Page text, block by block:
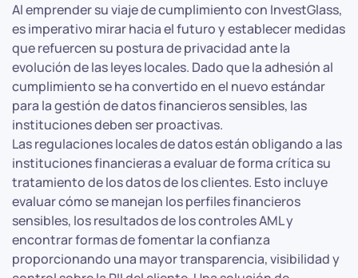
Al emprender su viaje de cumplimiento con InvestGlass,
es imperativo mirar hacia el futuro y establecer medidas
que refuercen su postura de privacidad ante la
evolución de las leyes locales. Dado que la adhesión al
cumplimiento se ha convertido en el nuevo estándar
para la gestión de datos financieros sensibles, las
instituciones deben ser proactivas.
Las regulaciones locales de datos están obligando a las
instituciones financieras a evaluar de forma crítica su
tratamiento de los datos de los clientes. Esto incluye
evaluar cómo se manejan los perfiles financieros
sensibles, los resultados de los controles AML y
encontrar formas de fomentar la confianza
proporcionando una mayor transparencia, visibilidad y